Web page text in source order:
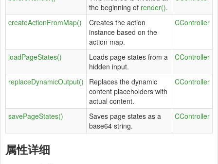
the beginning of render().
createActionFromMap()
Creates the action
instance based on the
action map.
CController
loadPageStates()
Loads page states from a
hidden input.
CController
replaceDynamicOutput()
Replaces the dynamic
content placeholders with
actual content.
CController
savePageStates()
Saves page states as a
base64 string.
CController
属性详细